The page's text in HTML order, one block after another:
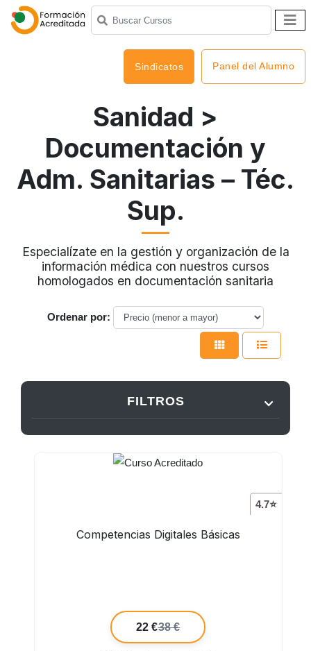
Sindicatos Panel del Alumno
Sanidad >
Documentación y
Adm. Sanitarias – Téc.
Sup.
Especialízate en la gestión y organización de la
información médica con nuestros cursos
homologados en documentación sanitaria
Ordenar por:
FILTROS
4.7⭐
Competencias Digitales Básicas
22 €38 €